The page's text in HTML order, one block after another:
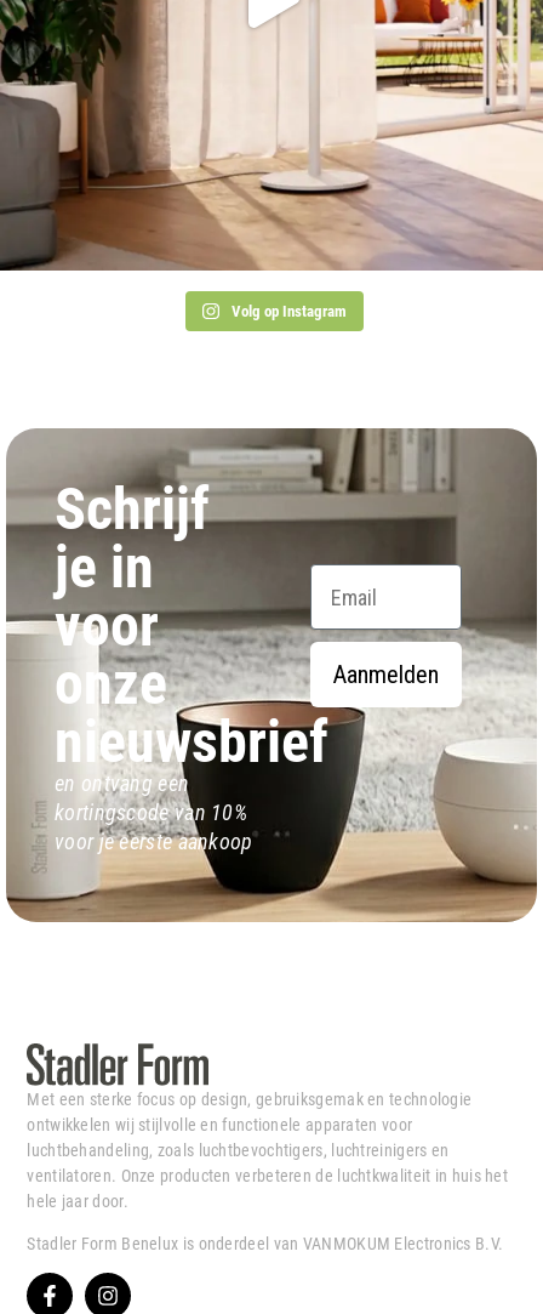
Volg op Instagram
Schrijf
je in
voor
onze
nieuwsbrief
en ontvang een
kortingscode van 10%
voor je eerste aankoop
Email
Aanmelden
Met een sterke focus op design, gebruiksgemak en technologie
ontwikkelen wij stijlvolle en functionele apparaten voor
luchtbehandeling, zoals luchtbevochtigers, luchtreinigers en
ventilatoren. Onze producten verbeteren de luchtkwaliteit in huis het
hele jaar door.
Stadler Form Benelux is onderdeel van VANMOKUM Electronics B.V.